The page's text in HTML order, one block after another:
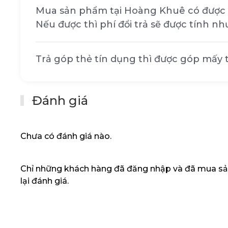
Trải nghiệm mượt mà, thoải mái
phòng, hạn chế hiện tượng giật hình
tượng bóng mờ, mang lại hình ảnh
sáng, giúp bạn tập trung vào nội dung
Chứng nhận TÜV Rheinland Eye
ánh sáng xanh có hại và giảm thiểu
Mua sản phẩm tại Hoàng Khuê có
Nếu được thì phí đổi trả sẽ được tính
Trả góp thẻ tín dụng thì được góp mấy
Đánh giá
Chưa có đánh giá nào.
Chỉ những khách hàng đã đăng nhập và đã mua
lại đánh giá.